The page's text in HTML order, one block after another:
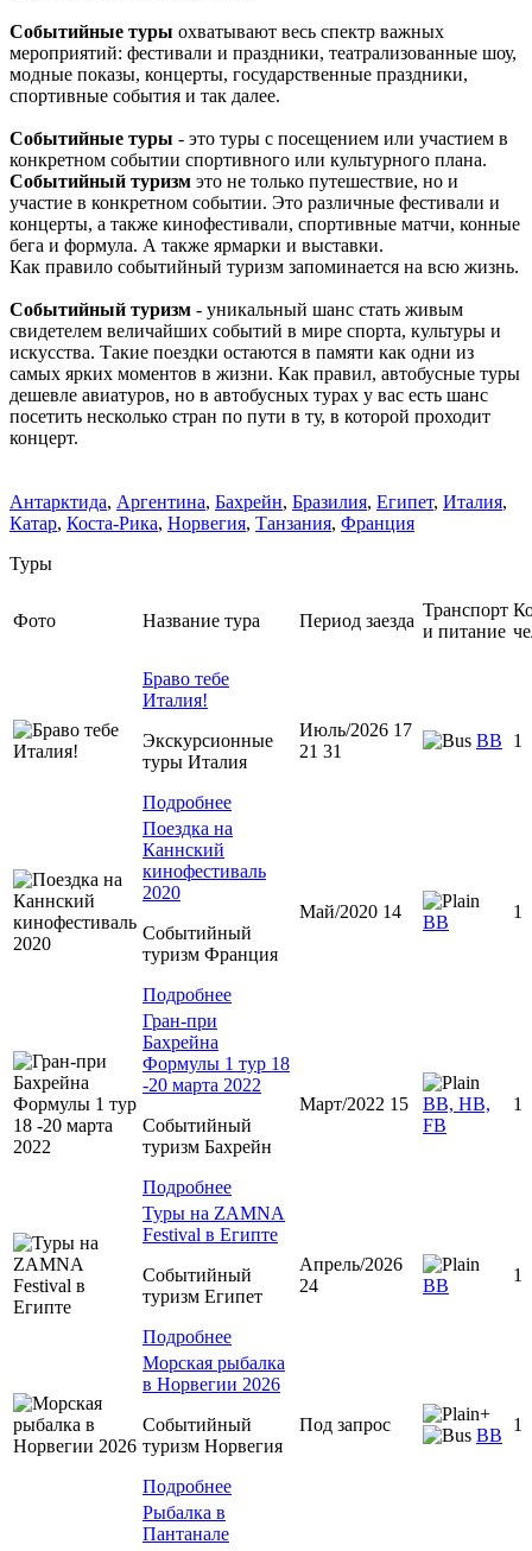
Событийные туры охватывают весь спектр важных
мероприятий: фестивали и праздники, театрализованные шоу,
модные показы, концерты, государственные праздники,
спортивные события и так далее.
Событийные туры - это туры с посещением или участием в
конкретном событии спортивного или культурного плана.
Событийный туризм это не только путешествие, но и
участие в конкретном событии. Это различные фестивали и
концерты, а также кинофестивали, спортивные матчи, конные
бега и формула. А также ярмарки и выставки.
Как правило событийный туризм запоминается на всю жизнь.
Событийный туризм - уникальный шанс стать живым
свидетелем величайших событий в мире спорта, культуры и
искусства. Такие поездки остаются в памяти как одни из
самых ярких моментов в жизни. Как правил, автобусные туры
дешевле авиатуров, но в автобусных турах у вас есть шанс
посетить несколько стран по пути в ту, в которой проходит
концерт.
Антарктида, Аргентина, Бахрейн, Бразилия, Египет, Италия,
Катар, Коста-Рика, Норвегия, Танзания, Франция
Туры
Фото Название тура Период заезда
Транспорт
и питание
Браво тебе
Италия!
Экскурсионные
туры Италия
Подробнее
Июль/2026 17
21 31
BB 1
Поездка на
Каннский
кинофестиваль
2020
Событийный
туризм Франция
Подробнее
Май/2020 14
BB
1
Гран-при
Бахрейна
Формулы 1 тур 18
-20 марта 2022
Событийный
туризм Бахрейн
Подробнее
Март/2022 15
ВВ, HB,
FB
1
Туры на ZAMNA
Festival в Египте
Событийный
туризм Египет
Подробнее
Апрель/2026
24
BB
1
Морская рыбалка
в Норвегии 2026
Событийный
туризм Норвегия
Подробнее
Под запрос
+
BB
1
Рыбалка в
Пантанале